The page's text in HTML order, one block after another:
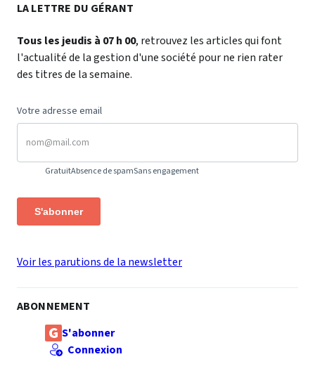
LA LETTRE DU GÉRANT
Tous les jeudis à 07 h 00, retrouvez les articles qui font
l'actualité de la gestion d'une société pour ne rien rater
des titres de la semaine.
Votre adresse email
GratuitAbsence de spamSans engagement
S'abonner
Voir les parutions de la newsletter
ABONNEMENT
S'abonner
Connexion